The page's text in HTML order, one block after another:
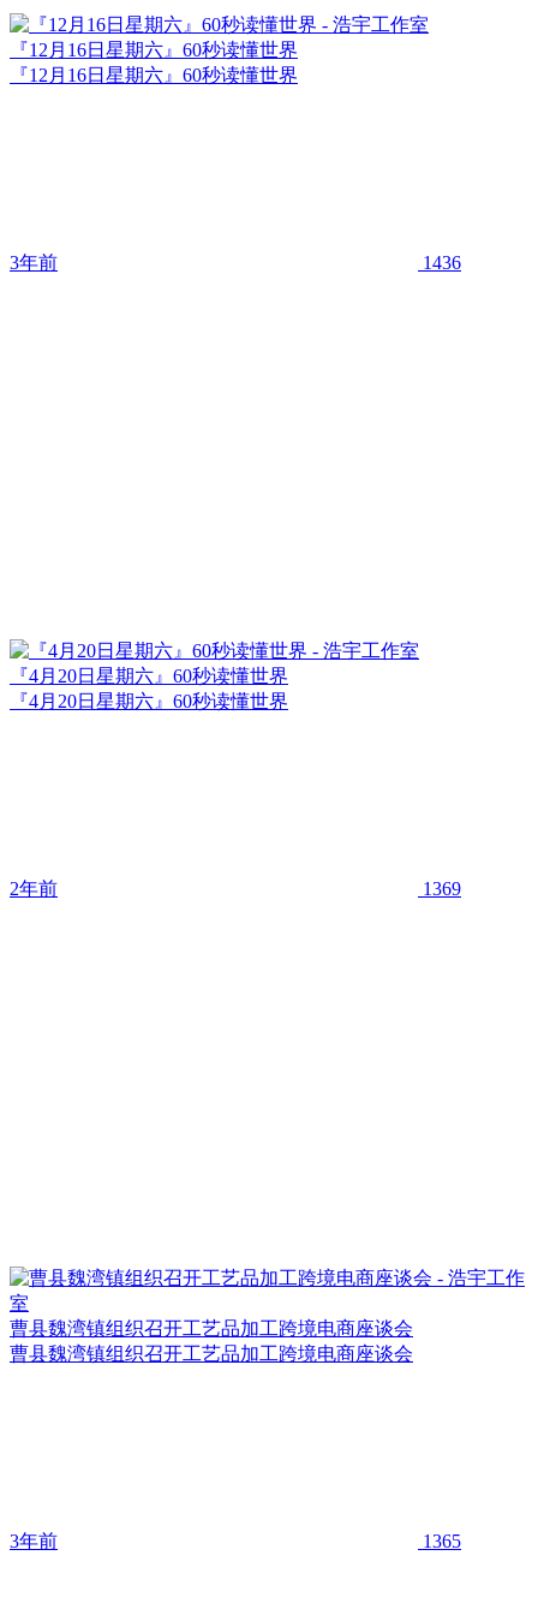
『12月16日星期六』60秒读懂世界
『12月16日星期六』60秒读懂世界
3年前 1436
『4月20日星期六』60秒读懂世界
『4月20日星期六』60秒读懂世界
2年前 1369
曹县魏湾镇组织召开工艺品加工跨境电商座谈会
曹县魏湾镇组织召开工艺品加工跨境电商座谈会
3年前 1365